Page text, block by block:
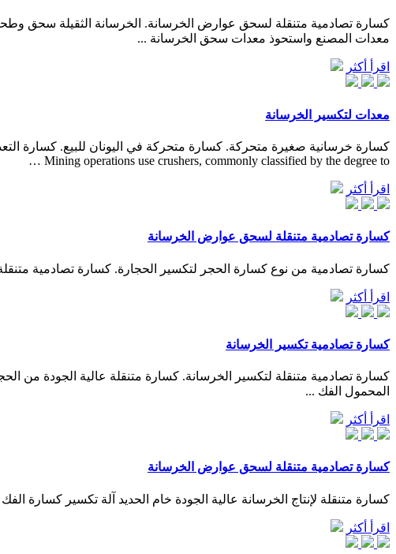
كسارة تصادمية متنقلة لسحق عوارض الخرسانة. الخرسانة الثقيلة
معدات المصنع واستحوذ معدات سحق الخرسانة ...
اقرأ أكثر
معدات لتكسير الخرسانة
Mining operations use crushers, commonly classified by the degree to …
اقرأ أكثر
كسارة تصادمية متنقلة لسحق عوارض الخرسانة
كسارة تصادمية من نوع كسارة الحجر لتكسير الحجارة. كسارة تصادمية
اقرأ أكثر
كسارة تصادمية تكسير الخرسانة
كسارة تصادمية متنقلة لتكسير الخرسانة. كسارة متنقلة عالية الجودة
المحمول الفك ...
اقرأ أكثر
كسارة تصادمية متنقلة لسحق عوارض الخرسانة
كسارة متنقلة لإنتاج الخرسانة عالية الجودة خام الحديد آلة تكسير
اقرأ أكثر